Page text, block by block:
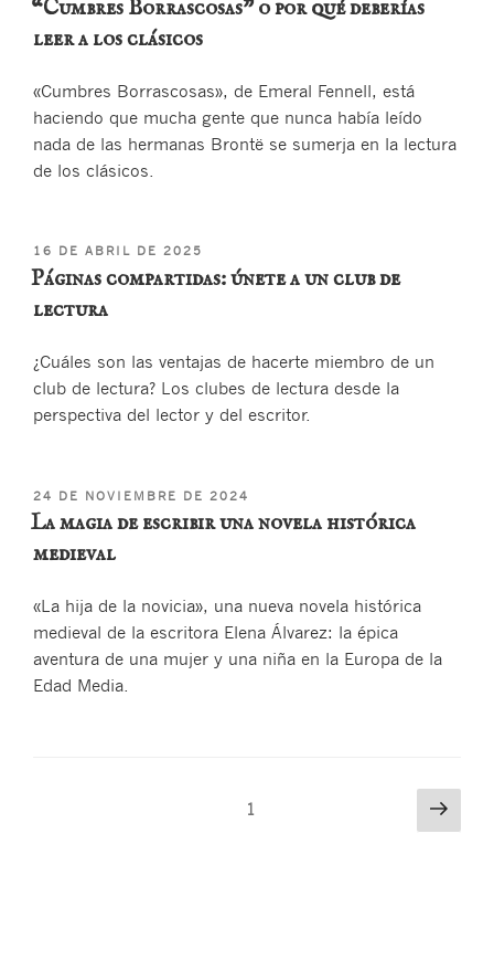
“Cumbres Borrascosas” o por qué deberías
leer a los clásicos
«Cumbres Borrascosas», de Emeral Fennell, está
haciendo que mucha gente que nunca había leído
nada de las hermanas Brontë se sumerja en la lectura
de los clásicos.
PUBLICADO
EL
16 DE ABRIL DE 2025
Páginas compartidas: únete a un club de
lectura
¿Cuáles son las ventajas de hacerte miembro de un
club de lectura? Los clubes de lectura desde la
perspectiva del lector y del escritor.
PUBLICADO
EL
24 DE NOVIEMBRE DE 2024
La magia de escribir una novela histórica
medieval
«La hija de la novicia», una nueva novela histórica
medieval de la escritora Elena Álvarez: la épica
aventura de una mujer y una niña en la Europa de la
Edad Media.
1